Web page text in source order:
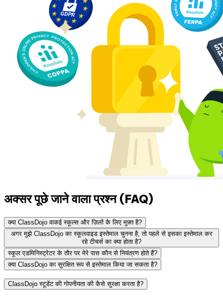
अक्सर पूछे जाने वाला प्रश्न (FAQ)
क्या ClassDojo वाकई स्कूल्स और ज़िलों के लिए मुफ़्त है?
अगर मुझे ClassDojo का स्कूलवाइड इस्तेमाल चुनना है, तो पहले से इसका इस्तेमाल कर
रहे टीचर्स का क्या होता है?
स्कूल एडमिनिस्ट्रेटर के तौर पर मेरे पास कौन से नियंत्रण होते हैं?
क्या ClassDojo का सुरक्षित रूप से इस्तेमाल किया जा सकता है?
ClassDojo स्टूडेंट की गोपनीयता की कैसे सुरक्षा करता है?